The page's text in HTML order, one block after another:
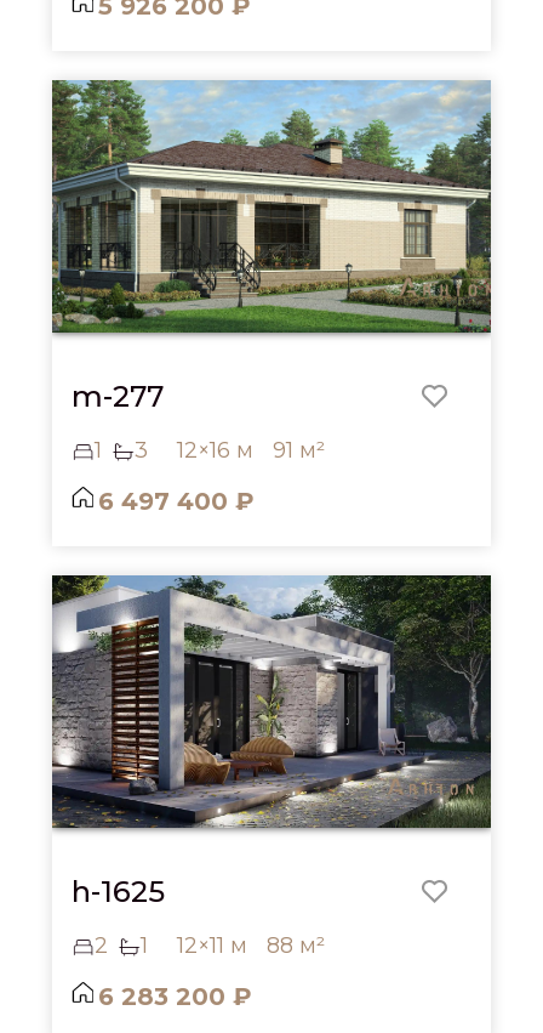
5 926 200 ₽
m-277
1 3 12×16 м 91 м²
6 497 400 ₽
h-1625
2 1 12×11 м 88 м²
6 283 200 ₽